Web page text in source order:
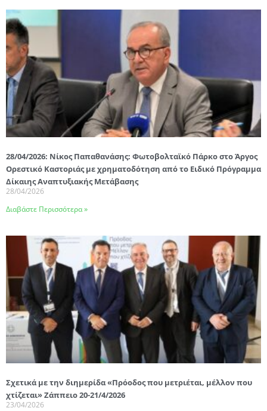
28/04/2026: Νίκος Παπαθανάσης: Φωτοβολταϊκό Πάρκο στο Άργος
Ορεστικό Καστοριάς με χρηματοδότηση από το Ειδικό Πρόγραμμα
Δίκαιης Αναπτυξιακής Μετάβασης
28/04/2026
Διαβάστε Περισσότερα »
Σχετικά με την διημερίδα «Πρόοδος που μετριέται, μέλλον που
χτίζεται» Ζάππειο 20-21/4/2026
23/04/2026